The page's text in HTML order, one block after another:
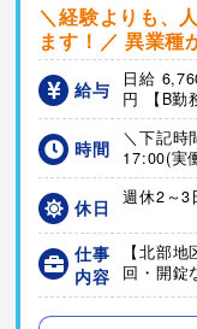
＼経験よりも、
ます！／ 異業種
給与
日給
円 【B勤
時間
＼下記時
17:00(実
休日 週休2～3
仕事
内容
【北部
回・開錠